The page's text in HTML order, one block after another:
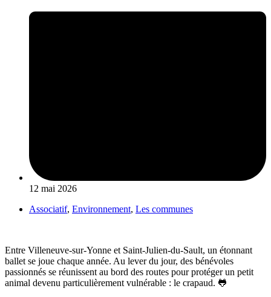
12 mai 2026
Associatif, Environnement, Les communes
Entre Villeneuve-sur-Yonne et Saint-Julien-du-Sault, un étonnant
ballet se joue chaque année. Au lever du jour, des bénévoles
passionnés se réunissent au bord des routes pour protéger un petit
animal devenu particulièrement vulnérable : le crapaud. 🐸